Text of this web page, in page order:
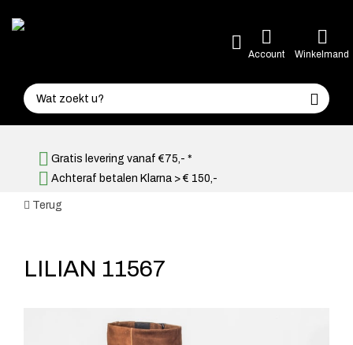
Account Winkelmand
Gratis levering vanaf €75,- *
Achteraf betalen Klarna > € 150,-
Terug
LILIAN 11567